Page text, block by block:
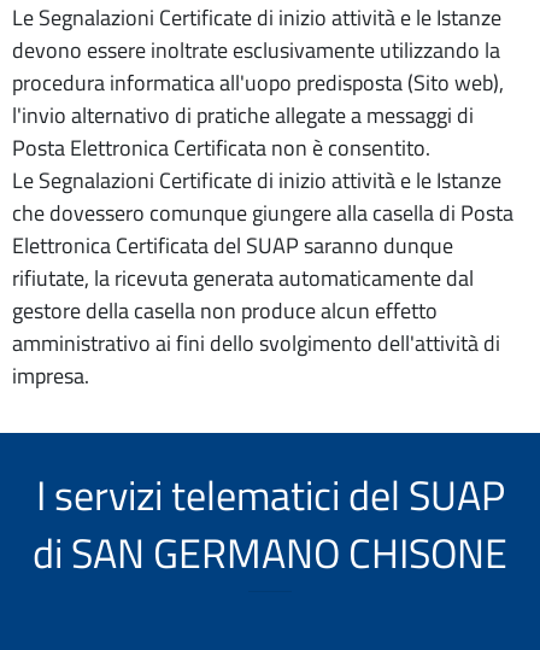
Le Segnalazioni Certificate di inizio attività e le Istanze
devono essere inoltrate esclusivamente utilizzando la
procedura informatica all'uopo predisposta (Sito web),
l'invio alternativo di pratiche allegate a messaggi di
Posta Elettronica Certificata non è consentito.
Le Segnalazioni Certificate di inizio attività e le Istanze
che dovessero comunque giungere alla casella di Posta
Elettronica Certificata del SUAP saranno dunque
rifiutate, la ricevuta generata automaticamente dal
gestore della casella non produce alcun effetto
amministrativo ai fini dello svolgimento dell'attività di
impresa.
I servizi telematici del SUAP
di SAN GERMANO CHISONE